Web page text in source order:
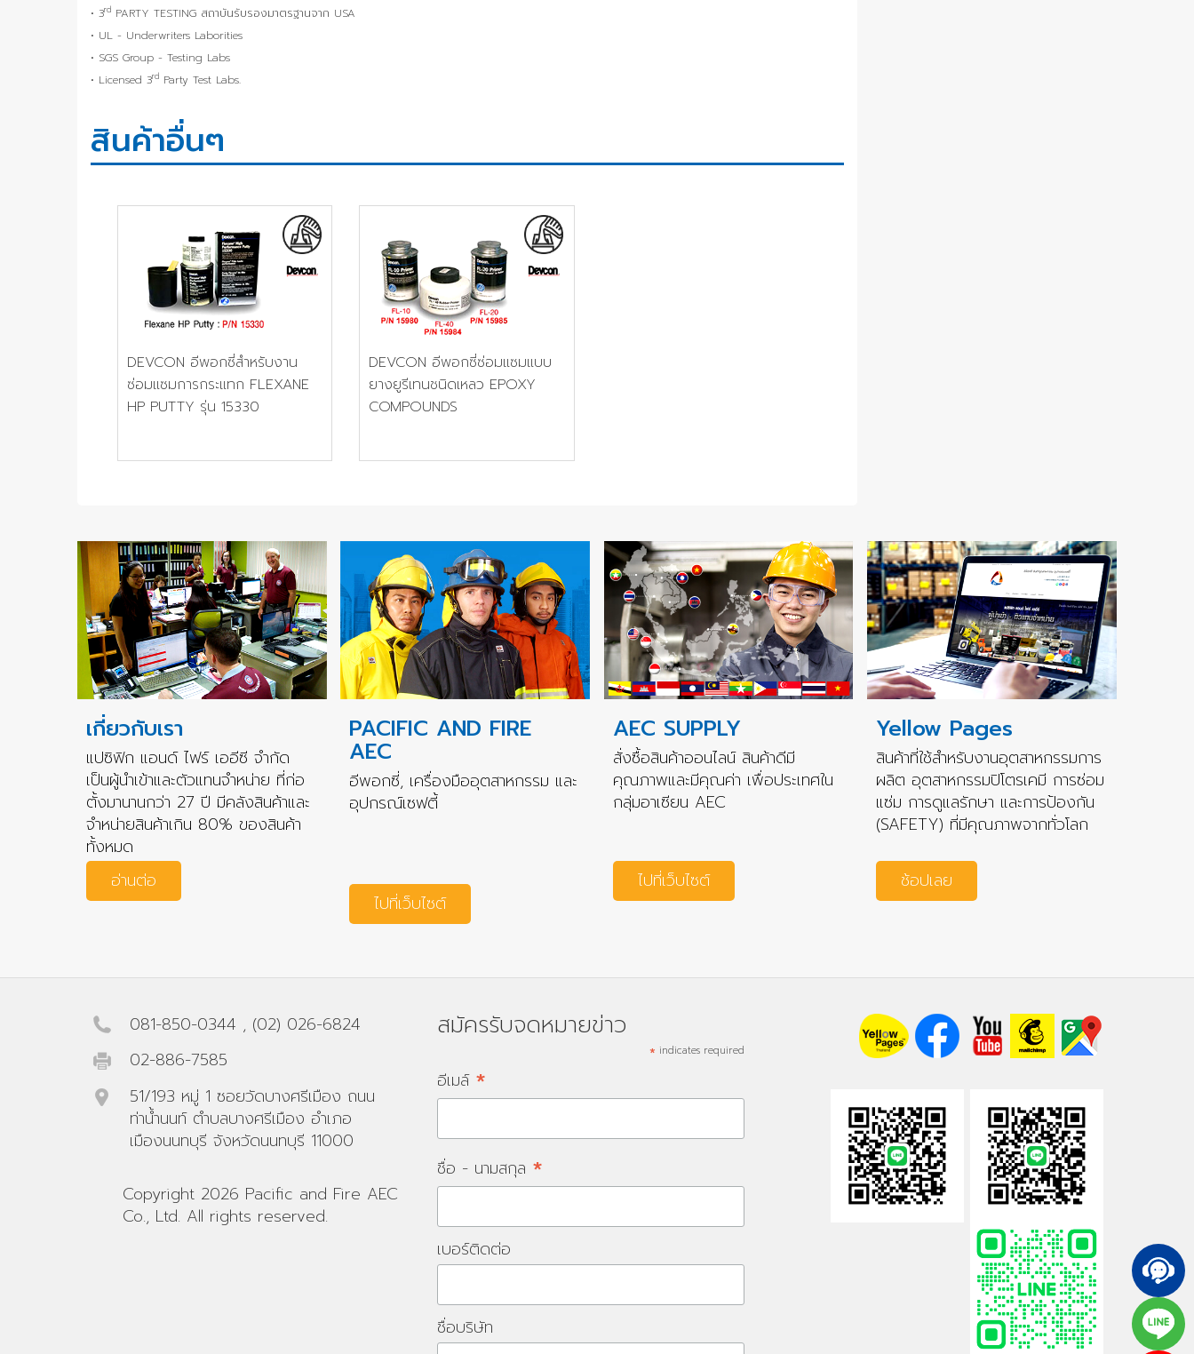
• 3rd PARTY TESTING สถาบันรับรองมาตรฐานจาก USA
• UL - Underwriters Laborities
• SGS Group - Testing Labs
• Licensed 3rd Party Test Labs.
สินค้าอื่นๆ
DEVCON อีพอกซี่สำหรับงาน
ซ่อมแซมการกระแทก FLEXANE
HP PUTTY รุ่น 15330
DEVCON อีพอกซี่ซ่อมแซมแบบ
ยางยูรีเทนชนิดเหลว EPOXY
COMPOUNDS
เกี่ยวกับเรา
แปซิฟิก แอนด์ ไฟร์ เออีซี จำกัด
เป็นผู้นำเข้าและตัวแทนจำหน่าย ที่ก่อ
ตั้งมานานกว่า 27 ปี มีคลังสินค้าและ
จำหน่ายสินค้าเกิน 80% ของสินค้า
ทั้งหมด
อ่านต่อ
PACIFIC AND FIRE
AEC
อีพอกซี่, เครื่องมืออุตสาหกรรม และ
อุปกรณ์เซฟตี้
ไปที่เว็บไซต์
AEC SUPPLY
สั่งซื้อสินค้าออนไลน์ สินค้าดีมี
คุณภาพและมีคุณค่า เพื่อประเทศใน
กลุ่มอาเซียน AEC
ไปที่เว็บไซต์
Yellow Pages
สินค้าที่ใช้สำหรับงานอุตสาหกรรมการ
ผลิต อุตสาหกรรมปิโตรเคมี การซ่อม
แซ่ม การดูแลรักษา และการป้องกัน
(SAFETY) ที่มีคุณภาพจากทั่วโลก
ช้อปเลย
081-850-0344 , (02) 026-6824
02-886-7585
51/193 หมู่ 1 ซอยวัดบางศรีเมือง ถนน
ท่าน้ำนนท์ ตำบลบางศรีเมือง อำเภอ
เมืองนนทบุรี จังหวัดนนทบุรี 11000
Copyright 2026 Pacific and Fire AEC
Co., Ltd. All rights reserved.
สมัครรับจดหมายข่าว
* indicates required
อีเมล์ *
ชื่อ - นามสกุล *
เบอร์ติดต่อ
ชื่อบริษัท